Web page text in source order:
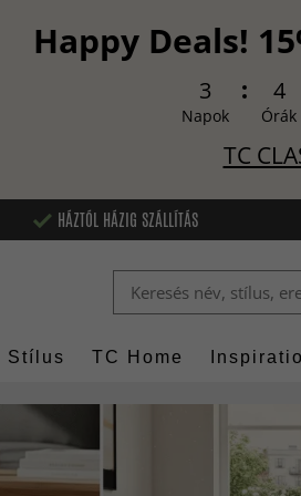
Happy Deals!
3
Napok
4
Órák
TC
HÁZTÓL HÁZIG SZÁLLÍTÁS
Stílus TC Home